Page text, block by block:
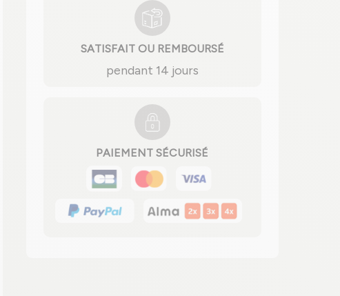
SATISFAIT OU REMBOURSÉ
pendant 14 jours
PAIEMENT SÉCURISÉ